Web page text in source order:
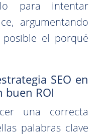
para intentar
argumentando
el porqué
SEO en
buen ROI
una correcta
palabras clave